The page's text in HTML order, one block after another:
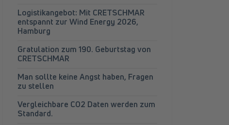
Logistikangebot: Mit CRETSCHMAR
entspannt zur Wind Energy 2026,
Hamburg
Gratulation zum 190. Geburtstag von
CRETSCHMAR
Man sollte keine Angst haben, Fragen
zu stellen
Vergleichbare CO2 Daten werden zum
Standard.